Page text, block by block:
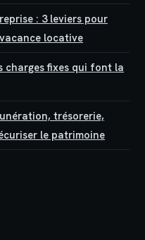
: 3 leviers pour
locative
charges fixes qui font la
trésorerie,
le patrimoine